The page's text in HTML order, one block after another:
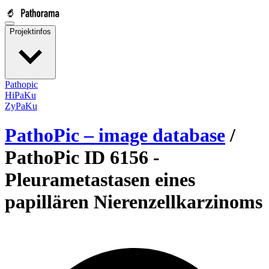
Projektinfos
Pathopic
HiPaKu
ZyPaKu
PathoPic – image database /
PathoPic ID 6156 -
Pleurametastasen eines
papillären Nierenzellkarzinoms